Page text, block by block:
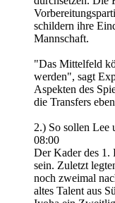
schildern ihre
Mannschaft.
"Das Mittelfeld
werden", sagt
Aspekten des
die Transfers
2.) So sollen Lee
08:00
Der Kader des 1.
sein. Zuletzt
noch zweimal
altes Talent aus